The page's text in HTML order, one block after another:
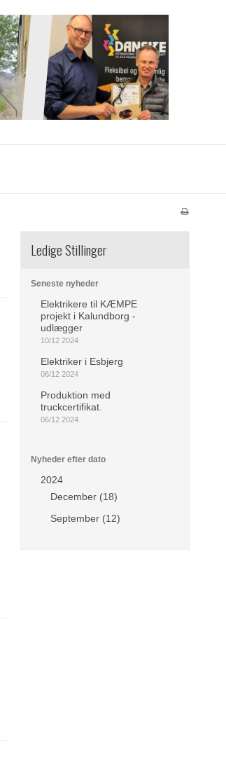
Ledige Stillinger
Seneste nyheder
Elektrikere til KÆMPE
projekt i Kalundborg -
udlægger
10/12 2024
Elektriker i Esbjerg
06/12 2024
Produktion med
truckcertifikat.
06/12 2024
Nyheder efter dato
2024
December (18)
September (12)